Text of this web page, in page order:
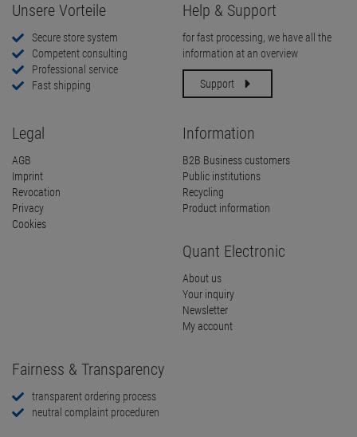
Unsere Vorteile
Secure store system
Competent consulting
Professional service
Fast shipping
Help & Support
for fast processing, we have all the
information at an overview
Support
Legal
AGB
Imprint
Revocation
Privacy
Cookies
Information
B2B Business customers
Public institutions
Recycling
Product information
Quant Electronic
About us
Your inquiry
Newsletter
My account
Fairness & Transparency
transparent ordering process
neutral complaint proceduren